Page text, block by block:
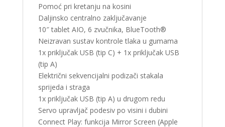
Pomoć pri kretanju na kosini
Daljinsko centralno zaključavanje
10″ tablet AIO, 6 zvučnika, BlueTooth®
Neizravan sustav kontrole tlaka u gumama
1x priključak USB (tip C) + 1x priključak USB
(tip A)
Električni sekvencijalni podizači stakala
sprijeda i straga
1x priključak USB (tip A) u drugom redu
Servo upravljač podesiv po visini i dubini
Connect Play: funkcija Mirror Screen (Apple